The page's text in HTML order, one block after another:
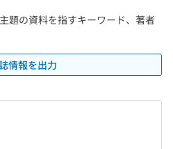
題の資料を指すキーワード、著者
情報を出力